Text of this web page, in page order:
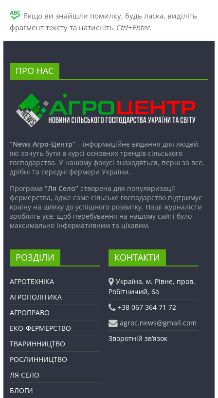
Якщо ви знайшли помилку, будь ласка, виділіть
фрагмент тексту та натисніть Ctrl+Enter.
ПРО НАС
“News Агро-Центр”– інформаційне видання для людей,
які хочуть бути в курсі основних трендів сільського
господарства. У нашому фокусі знаходяться, перш за все,
дрібні та середні фермери України.
Програма “Ля Село”створена для популяризації
фермерства, адже саме сільське господарство підтримує
країну на шляху до успішного розвитку. Наші журналісти
зроблять усе, щоб перебування на нашому сайті було
максимально інформативним та цікавим.
РОЗДІЛИ
АГРОТЕХНІКА
АГРОПОЛІТИКА
АГРОПРАВО
ЕКО-ФЕРМЕРСТВО
ТВАРИННИЦТВО
РОСЛИННИЦТВО
ЛЯ СЕЛО
БЛОГИ
КОНТАКТИ
Україна, м. Рівне, пров.
Робітничий, 6а
+38 067 364 71 72
agroc.news@gmail.com
Зворотній зв’язок